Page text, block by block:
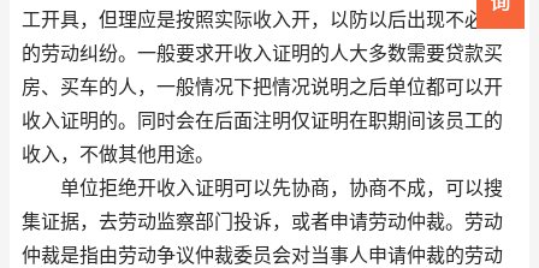
工开具，但理应是按照实际收入开，以防以后出现不必要
的劳动纠纷。一般要求开收入证明的人大多数需要贷款买
房、买车的人，一般情况下把情况说明之后单位都可以开
收入证明的。同时会在后面注明仅证明在职期间该员工的
收入，不做其他用途。
单位拒绝开收入证明可以先协商，协商不成，可以搜
集证据，去劳动监察部门投诉，或者申请劳动仲裁。劳动
仲裁是指由劳动争议仲裁委员会对当事人申请仲裁的劳动